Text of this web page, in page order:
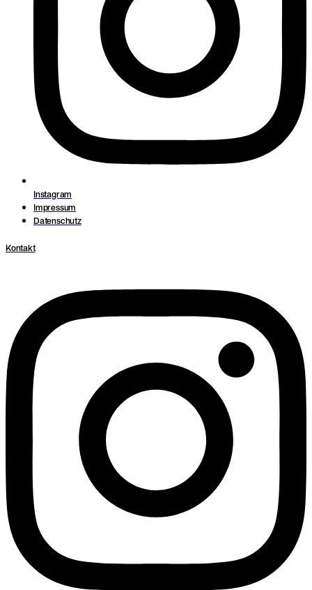
Instagram
Impressum
Datenschutz
Kontakt